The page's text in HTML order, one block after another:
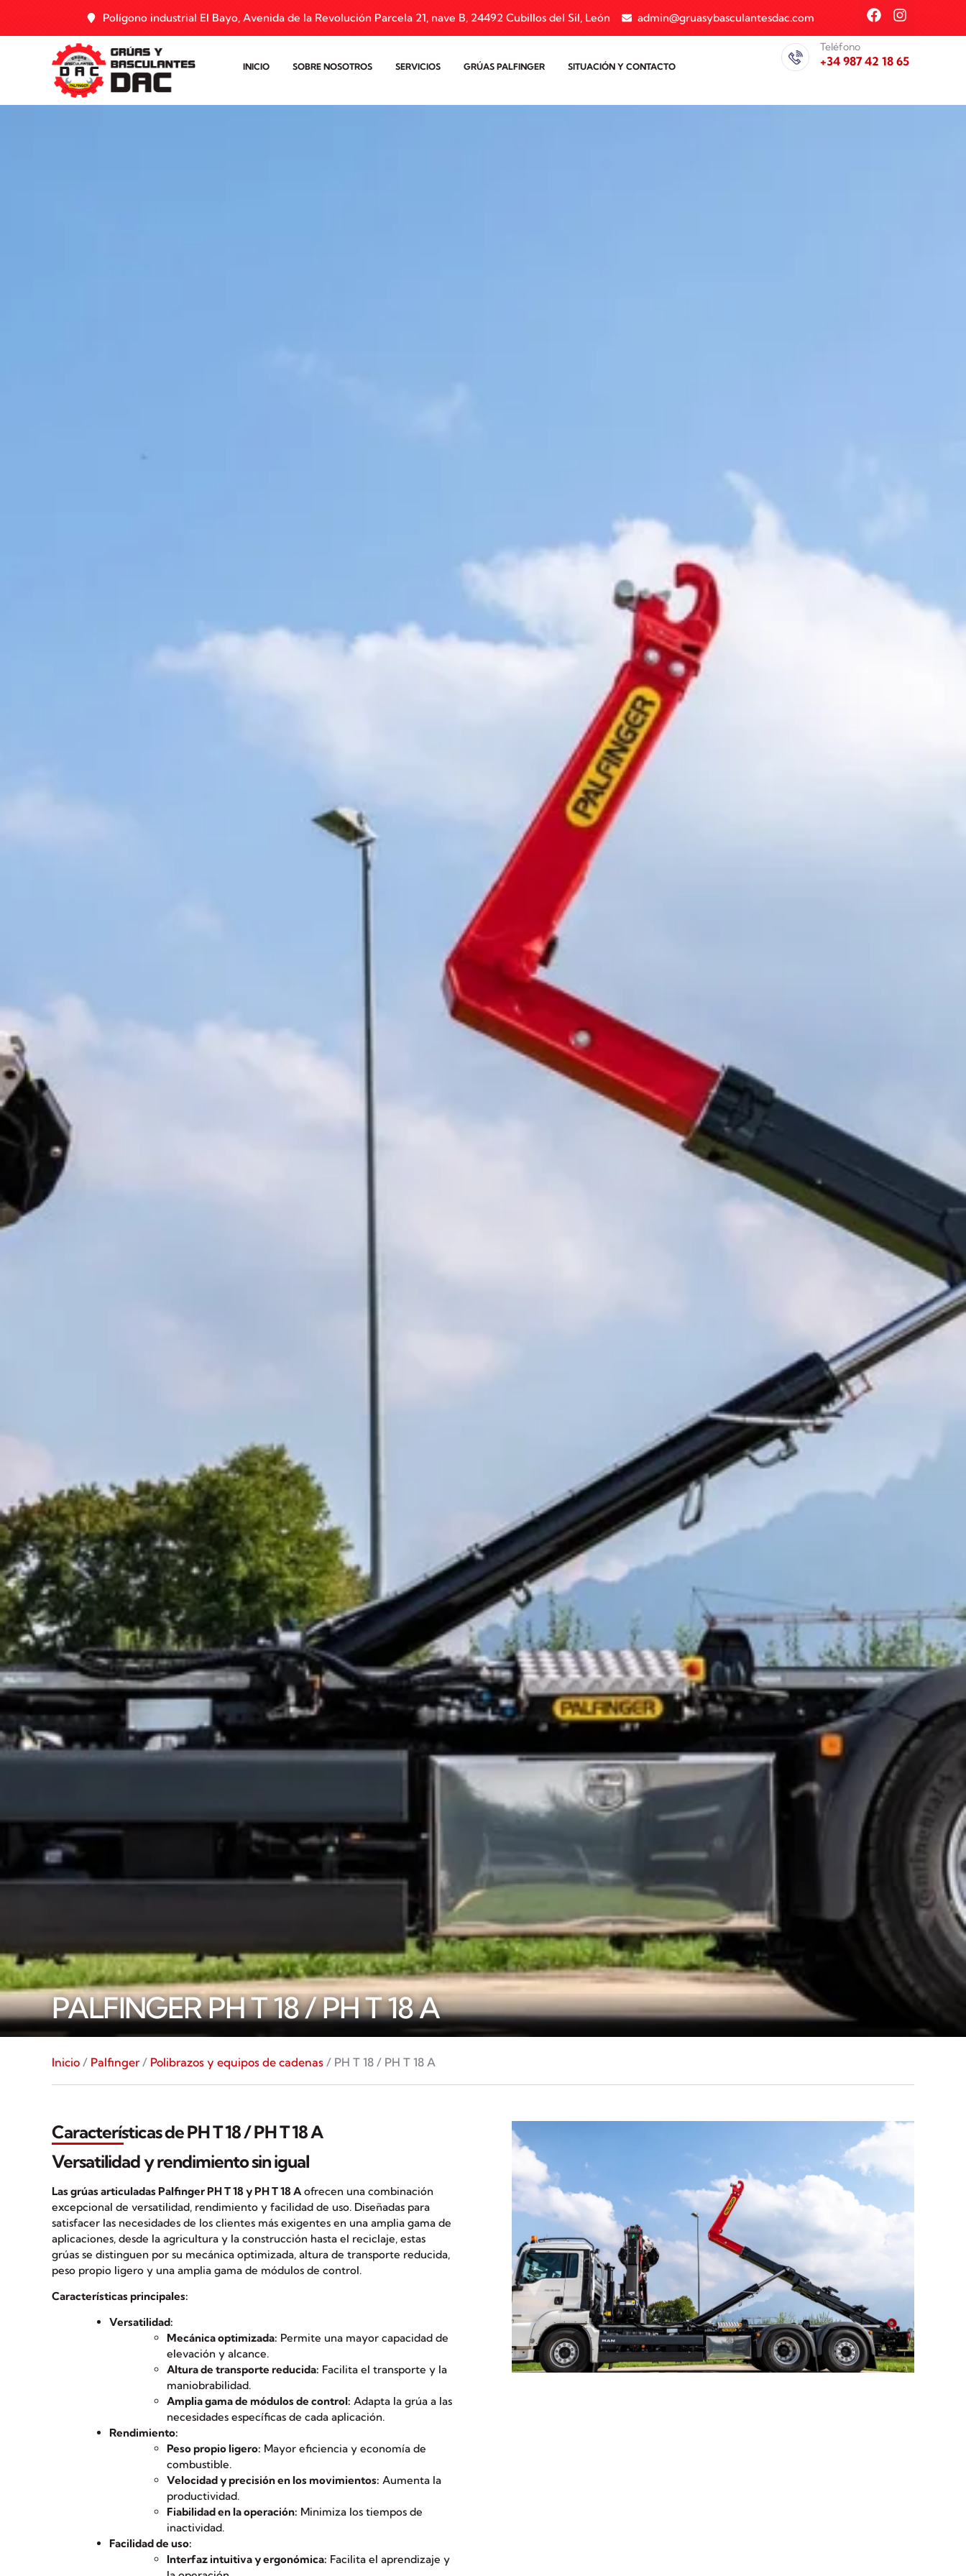
Polígono industrial El Bayo, Avenida de la Revolución Parcela 21, nave B, 24492 Cubillos del Sil, León admin@gruasybasculantesdac.com
INICIO SOBRE NOSOTROS SERVICIOS GRÚAS PALFINGER SITUACIÓN Y CONTACTO
Teléfono
+34 987 42 18 65
PALFINGER PH T 18 / PH T 18 A
Inicio / Palfinger/ Polibrazos y equipos de cadenas / PH T 18 / PH T 18 A
Características de PH T 18 / PH T 18 A
Versatilidad y rendimiento sin igual
Las grúas articuladas Palfinger PH T 18 y PH T 18 A ofrecen una combinación
excepcional de versatilidad, rendimiento y facilidad de uso. Diseñadas para
satisfacer las necesidades de los clientes más exigentes en una amplia gama de
aplicaciones, desde la agricultura y la construcción hasta el reciclaje, estas
grúas se distinguen por su mecánica optimizada, altura de transporte reducida,
peso propio ligero y una amplia gama de módulos de control.
Características principales:
Versatilidad:
Mecánica optimizada: Permite una mayor capacidad de
elevación y alcance.
Altura de transporte reducida: Facilita el transporte y la
maniobrabilidad.
Amplia gama de módulos de control: Adapta la grúa a las
necesidades específicas de cada aplicación.
Rendimiento:
Peso propio ligero: Mayor eficiencia y economía de
combustible.
Velocidad y precisión en los movimientos: Aumenta la
productividad.
Fiabilidad en la operación: Minimiza los tiempos de
inactividad.
Facilidad de uso:
Interfaz intuitiva y ergonómica: Facilita el aprendizaje y